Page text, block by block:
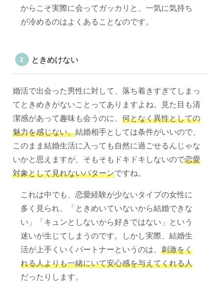
からこそ実際に会ってガッカリと、一気に気持ち
が冷めるのはよくあることなのです。
ときめけない
婚活で出会った男性に対して、落ち着きすぎてしまっ
てときめきがないことってありますよね。見た目も清
潔感があって趣味も会うのに、 何となく異性としての
魅力を感じない。結婚相手としては条件がいいので、
このまま結婚生活に入っても自然に過ごせるんじゃな
いかと思えますが、そもそもドキドキしないので恋愛
対象として見れないパターンですね。
これは中でも、恋愛経験が少ないタイプの女性に
多く見られ、「ときめいていないから結婚できな
い」「キュンとしないから好きではない」という
迷いが生じてしまうのです。しかし実際、結婚生
活が上手くいくパートナーというのは、 刺激をく
れる人よりも一緒にいて安心感を与えてくれる人
だったりします。